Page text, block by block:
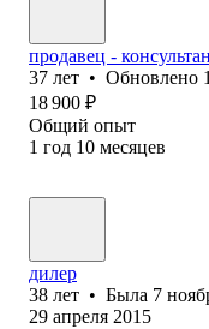
продавец -
37 лет • Обновлено
18 900 ₽
Общий опыт
1 год 10 месяцев
дилер
38 лет • Была 7
29 апреля 2015